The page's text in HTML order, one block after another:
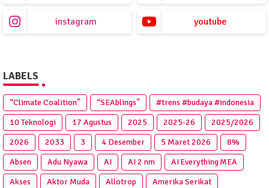
instagram youtube
LABELS
“Climate Coalition” “SEAblings”
#trens #budaya #indonesia
10 Teknologi
17 Agustus 2025 2025‑26
2025/2026
2026
2033 3 4 Desember 5 Maret 2026
8%
Absen
Adu Nyawa AI AI 2 nm
AI Everything MEA
Akses
Aktor Muda Allotrop
Amerika Serikat